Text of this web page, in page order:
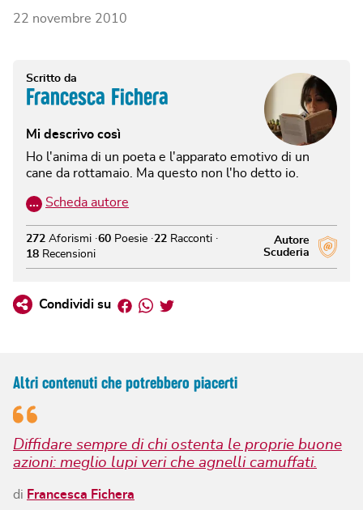
22 novembre 2010
Scritto da
Francesca Fichera
Mi descrivo così
Ho l'anima di un poeta e l'apparato emotivo di un
cane da rottamaio. Ma questo non l'ho detto io.
… Scheda autore
Autore
Scuderia
272 Aforismi 60 Poesie 22 Racconti
18 Recensioni
Condividi su Facebook
Whatsapp
Twitter
Altri contenuti che potrebbero piacerti
Diffidare sempre di chi ostenta le proprie buone
azioni: meglio lupi veri che agnelli camuffati.
di Francesca Fichera